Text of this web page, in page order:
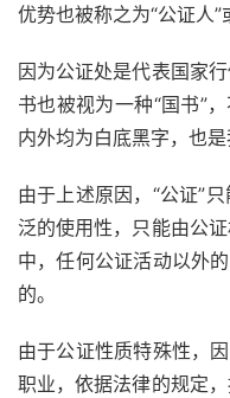
优势也被称之为“公证人”
因为公证处是代表国家
书也被视为一种“国书”
内外均为白底黑字，也是
由于上述原因，“公证”
泛的使用性，只能由公
中，任何公证活动以外
的。
由于公证性质特殊性，
职业，依据法律的规定